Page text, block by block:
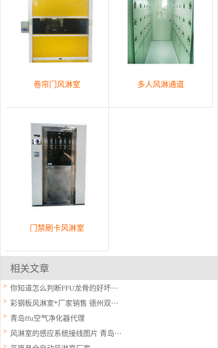
卷帘门风淋室 多人风淋通道
门禁刷卡风淋室
相关文章
你知道怎么判断FFU龙骨的好坏···
彩钢板风淋室*厂家销售 德州双···
青岛ffu空气净化器代理
风淋室的感应系统接线图片 青岛···